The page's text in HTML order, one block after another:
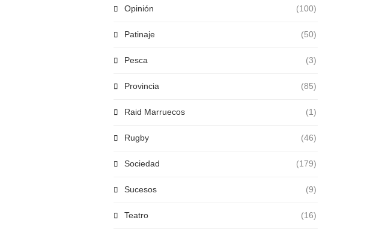
Opinión (100)
Patinaje (50)
Pesca (3)
Provincia (85)
Raid Marruecos (1)
Rugby (46)
Sociedad (179)
Sucesos (9)
Teatro (16)